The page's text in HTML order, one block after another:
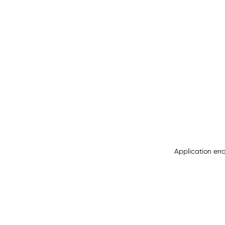
Application